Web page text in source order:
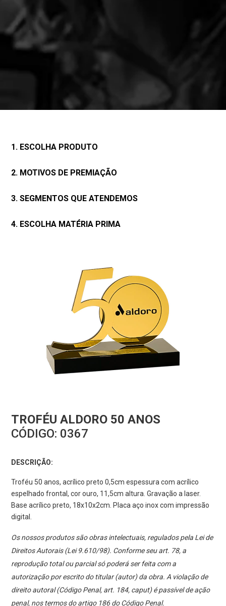
1. ESCOLHA PRODUTO
2. MOTIVOS DE PREMIAÇÃO
3. SEGMENTOS QUE ATENDEMOS
4. ESCOLHA MATÉRIA PRIMA
TROFÉU ALDORO 50 ANOS
CÓDIGO: 0367
DESCRIÇÃO:
Troféu 50 anos, acrílico preto 0,5cm espessura com acrílico
espelhado frontal, cor ouro, 11,5cm altura. Gravação a laser.
Base acrílico preto, 18x10x2cm. Placa aço inox com impressão
digital.
Os nossos produtos são obras intelectuais, regulados pela Lei de
Direitos Autorais (Lei 9.610/98). Conforme seu art. 78, a
reprodução total ou parcial só poderá ser feita com a
autorização por escrito do titular (autor) da obra. A violação de
direito autoral (Código Penal, art. 184, caput) é passível de ação
penal, nos termos do artigo 186 do Código Penal.